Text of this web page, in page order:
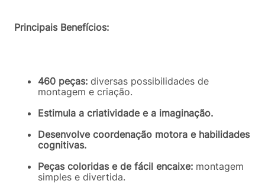
Principais Benefícios:
460 peças: diversas possibilidades de
montagem e criação.
Estimula a criatividade e a imaginação.
Desenvolve coordenação motora e habilidades
cognitivas.
Peças coloridas e de fácil encaixe: montagem
simples e divertida.